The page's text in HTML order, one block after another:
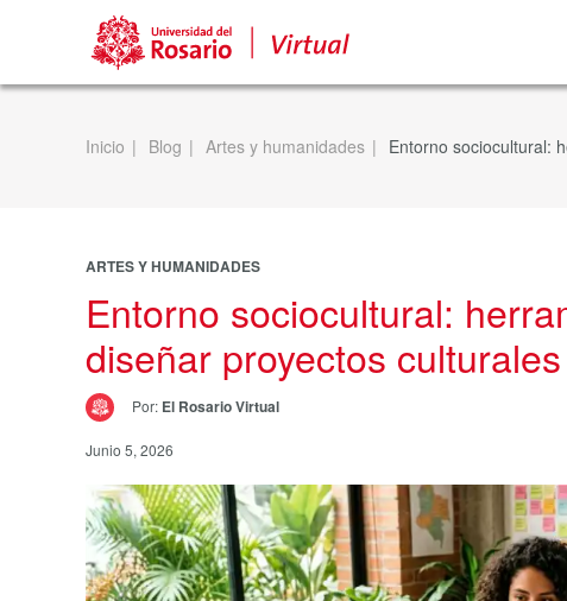
Inicio Blog Artes y humanidades Entorno sociocultural:
ARTES Y HUMANIDADES
Entorno sociocultural:
diseñar proyectos culturales
Por: El Rosario Virtual
Junio 5, 2026